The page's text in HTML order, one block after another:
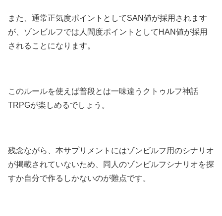
また、通常正気度ポイントとしてSAN値が採用されます
が、ゾンビルフでは人間度ポイントとしてHAN値が採用
されることになります。
このルールを使えば普段とは一味違うクトゥルフ神話
TRPGが楽しめるでしょう。
残念ながら、本サプリメントにはゾンビルフ用のシナリオ
が掲載されていないため、同人のゾンビルフシナリオを探
すか自分で作るしかないのが難点です。